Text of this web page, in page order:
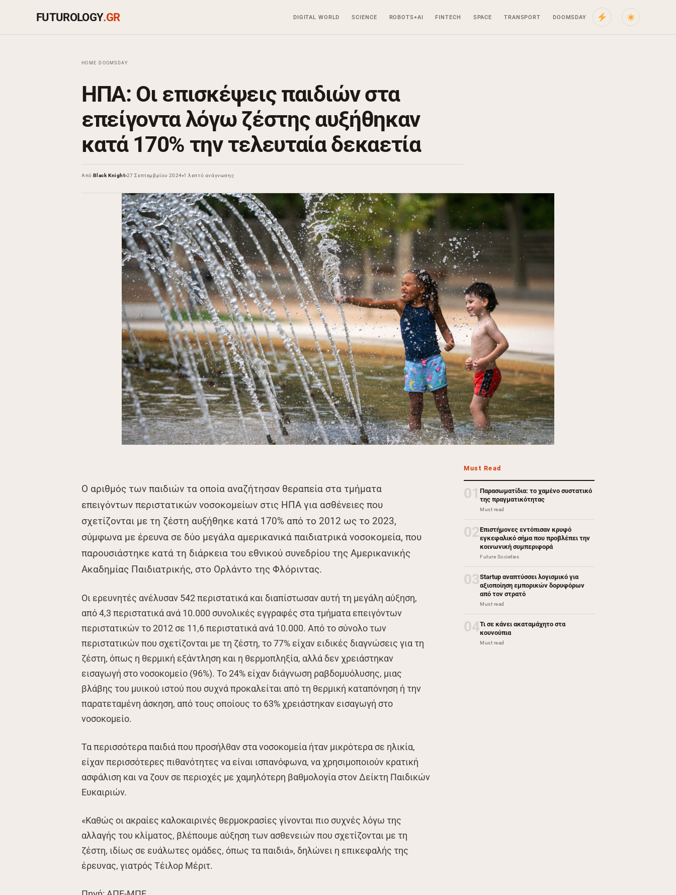
FUTUROLOGY.GR DIGITAL WORLD SCIENCE ROBOTS+AI FINTECH SPACE TRANSPORT DOOMSDAY
HOME DOOMSDAY
ΗΠΑ: Οι επισκέψεις παιδιών στα
επείγοντα λόγω ζέστης αυξήθηκαν
κατά 170% την τελευταία δεκαετία
Από Black Knight 27 Σεπτεμβρίου 2024 1 λεπτό ανάγνωσης
Ο αριθμός των παιδιών τα οποία αναζήτησαν θεραπεία στα τμήματα
επειγόντων περιστατικών νοσοκομείων στις ΗΠΑ για ασθένειες που
σχετίζονται με τη ζέστη αυξήθηκε κατά 170% από το 2012 ως το 2023,
σύμφωνα με έρευνα σε δύο μεγάλα αμερικανικά παιδιατρικά νοσοκομεία, που
παρουσιάστηκε κατά τη διάρκεια του εθνικού συνεδρίου της Αμερικανικής
Ακαδημίας Παιδιατρικής, στο Ορλάντο της Φλόριντας.
Οι ερευνητές ανέλυσαν 542 περιστατικά και διαπίστωσαν αυτή τη μεγάλη αύξηση,
από 4,3 περιστατικά ανά 10.000 συνολικές εγγραφές στα τμήματα επειγόντων
περιστατικών το 2012 σε 11,6 περιστατικά ανά 10.000. Από το σύνολο των
περιστατικών που σχετίζονται με τη ζέστη, το 77% είχαν ειδικές διαγνώσεις για τη
ζέστη, όπως η θερμική εξάντληση και η θερμοπληξία, αλλά δεν χρειάστηκαν
εισαγωγή στο νοσοκομείο (96%). Το 24% είχαν διάγνωση ραβδομυόλυσης, μιας
βλάβης του μυικού ιστού που συχνά προκαλείται από τη θερμική καταπόνηση ή την
παρατεταμένη άσκηση, από τους οποίους το 63% χρειάστηκαν εισαγωγή στο
νοσοκομείο.
Τα περισσότερα παιδιά που προσήλθαν στα νοσοκομεία ήταν μικρότερα σε ηλικία,
είχαν περισσότερες πιθανότητες να είναι ισπανόφωνα, να χρησιμοποιούν κρατική
ασφάλιση και να ζουν σε περιοχές με χαμηλότερη βαθμολογία στον Δείκτη Παιδικών
Ευκαιριών.
«Καθώς οι ακραίες καλοκαιρινές θερμοκρασίες γίνονται πιο συχνές λόγω της
αλλαγής του κλίματος, βλέπουμε αύξηση των ασθενειών που σχετίζονται με τη
ζέστη, ιδίως σε ευάλωτες ομάδες, όπως τα παιδιά», δηλώνει η επικεφαλής της
έρευνας, γιατρός Τέιλορ Μέριτ.
Must Read
01 Παρασωματίδια: το χαμένο συστατικό
της πραγματικότητας
Must read
02Επιστήμονες εντόπισαν κρυφό
εγκεφαλικό σήμα που προβλέπει την
κοινωνική συμπεριφορά
Future Societies
03Startup αναπτύσσει λογισμικό για
αξιοποίηση εμπορικών δορυφόρων
από τον στρατό
Must read
04Τι σε κάνει ακαταμάχητο στα
κουνούπια
Must read